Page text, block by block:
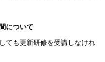
について
ても更新研修を受講しなけれ